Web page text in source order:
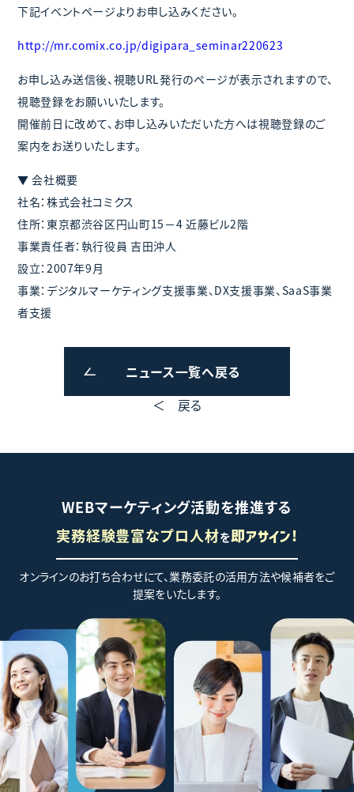
下記イベントページよりお申し込みください。
http://mr.comix.co.jp/digipara_seminar220623
お申し込み送信後、視聴URL発行のページが表示されますので、
視聴登録をお願いいたします。
開催前日に改めて、お申し込みいただいた方へは視聴登録のご
案内をお送りいたします。
▼ 会社概要
社名：株式会社コミクス
住所：東京都渋谷区円山町15－4 近藤ビル2階
事業責任者：執行役員 吉田沖人
設立：2007年9月
事業：デジタルマーケティング支援事業、DX支援事業、SaaS事業
者支援
ニュース一覧へ戻る
＜ 戻る
WEBマーケティング活動を推進する
実務経験豊富なプロ人材を即アサイン!
オンラインのお打ち合わせにて、業務委託の活用方法や候補者をご
提案をいたします。